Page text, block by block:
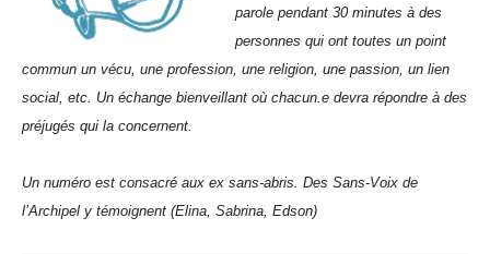
parole pendant 30 minutes à des
personnes qui ont toutes un point
commun un vécu, une profession, une religion, une passion, un lien
social, etc. Un échange bienveillant où chacun.e devra répondre à des
préjugés qui la concernent.
Un numéro est consacré aux ex sans-abris. Des Sans-Voix de
l’Archipel y témoignent (Elina, Sabrina, Edson)